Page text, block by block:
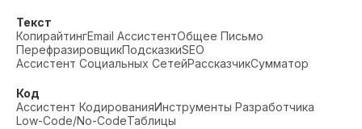
Текст
КопирайтингEmail АссистентОбщее Письмо
ПерефразировщикПодсказкиSEO
Ассистент Социальных СетейРассказчикСумматор
Код
Ассистент КодированияИнструменты Разработчика
Low-Code/No-CodeТаблицы